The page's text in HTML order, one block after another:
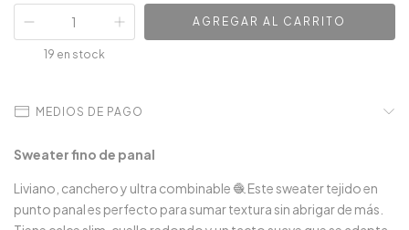
19 en stock
MEDIOS DE PAGO
Sweater fino de panal
Liviano, canchero y ultra combinable 🧶 Este sweater tejido en
punto panal es perfecto para sumar textura sin abrigar de más.